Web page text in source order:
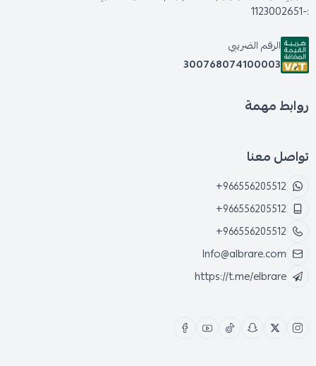
:-1123002651
الرقم الضريبي
300768074100003
روابط مهمة
تواصل معنا
+966556205512
+966556205512
+966556205512
Info@albrare.com
https://t.me/elbrare